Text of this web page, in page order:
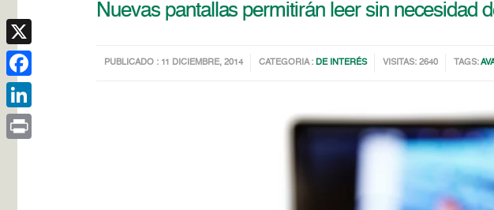
Nuevas pantallas permitirán leer sin necesidad
PUBLICADO : 11 DICIEMBRE, 2014 CATEGORIA : DE INTERÉS VISITAS: 2640 TAGS:
X
Facebook
LinkedIn